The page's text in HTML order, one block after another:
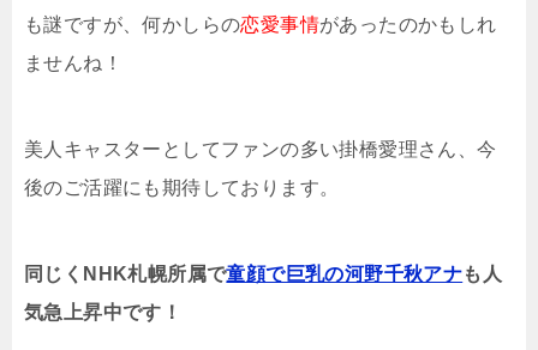
も謎ですが、何かしらの恋愛事情があったのかもしれ
ませんね！
美人キャスターとしてファンの多い掛橋愛理さん、今
後のご活躍にも期待しております。
同じくNHK札幌所属で童顔で巨乳の河野千秋アナも人
気急上昇中です！